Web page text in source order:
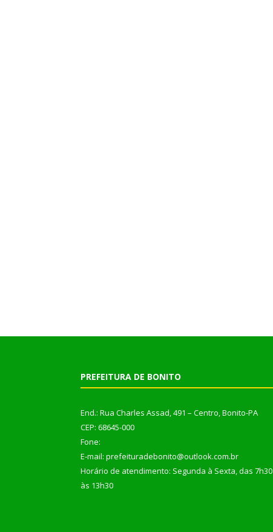
PREFEITURA DE BONITO
End.: Rua Charles Assad, 491 – Centro, Bonito-PA
CEP: 68645-000
Fone:
E-mail: prefeituradebonito@outlook.com.br
Horário de atendimento: Segunda à Sexta, das 7h30
às 13h30